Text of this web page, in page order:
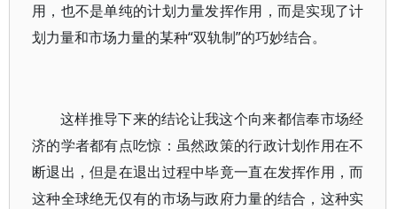
用，也不是单纯的计划力量发挥作用，而是实现了计
划力量和市场力量的某种“双轨制”的巧妙结合。
这样推导下来的结论让我这个向来都信奉市场经
济的学者都有点吃惊：虽然政策的行政计划作用在不
断退出，但是在退出过程中毕竟一直在发挥作用，而
这种全球绝无仅有的市场与政府力量的结合，这种实